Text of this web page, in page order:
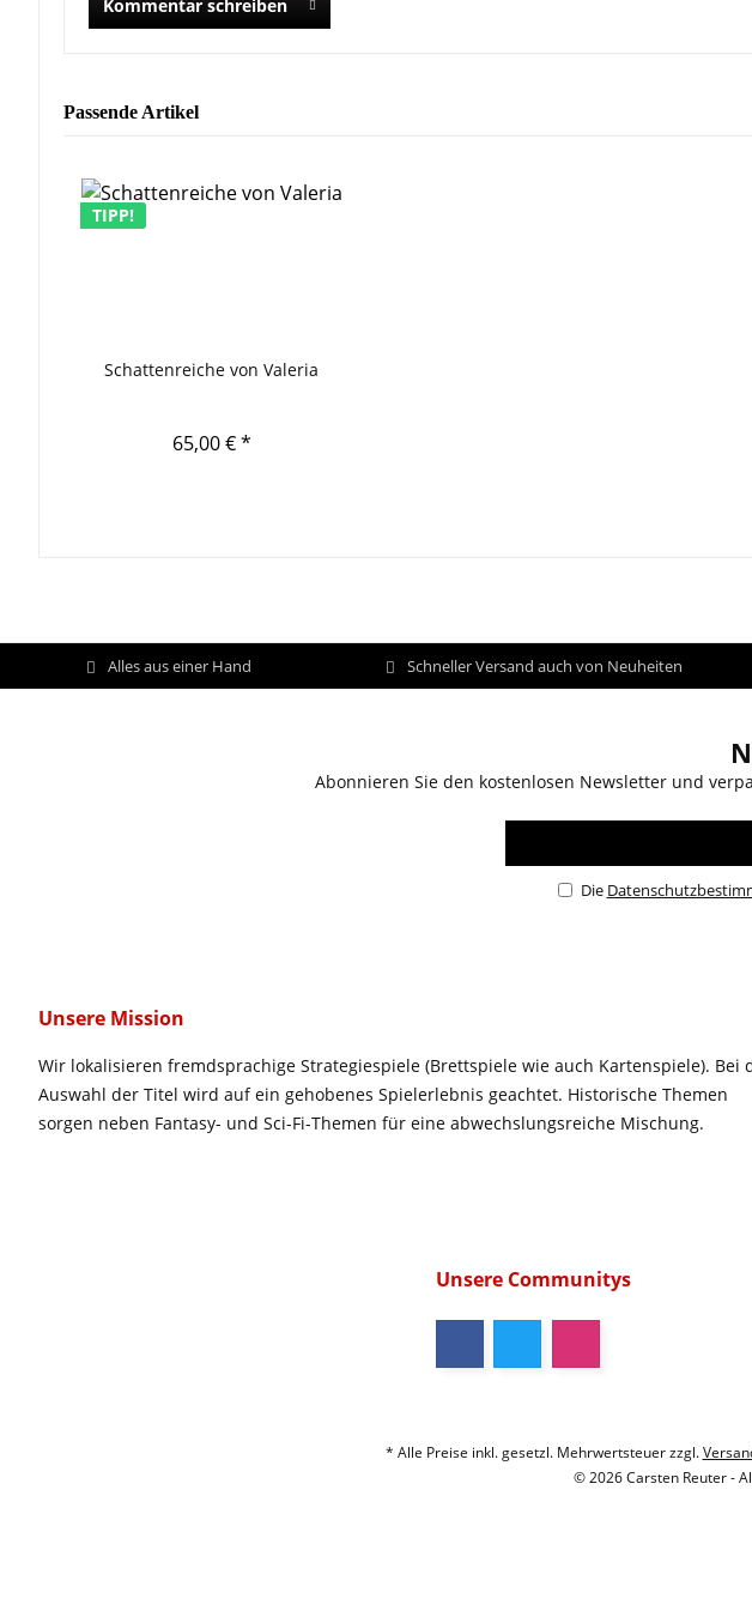
Kommentar schreiben
Passende Artikel
TIPP!
Schattenreiche von Valeria
65,00 € *
Alles aus einer Hand Schneller Versand auch von Neuheiten
Abonnieren Sie den kostenlosen Newsletter und
Die
Unsere Mission
Wir lokalisieren fremdsprachige Strategiespiele (Brettspiele wie auch Kartenspiele). Bei
Auswahl der Titel wird auf ein gehobenes Spielerlebnis geachtet. Historische Themen
sorgen neben Fantasy- und Sci-Fi-Themen für eine abwechslungsreiche Mischung.
Unsere Communitys
* Alle Preise inkl. gesetzl. Mehrwertsteuer zzgl.
© 2026 Carsten Reuter -